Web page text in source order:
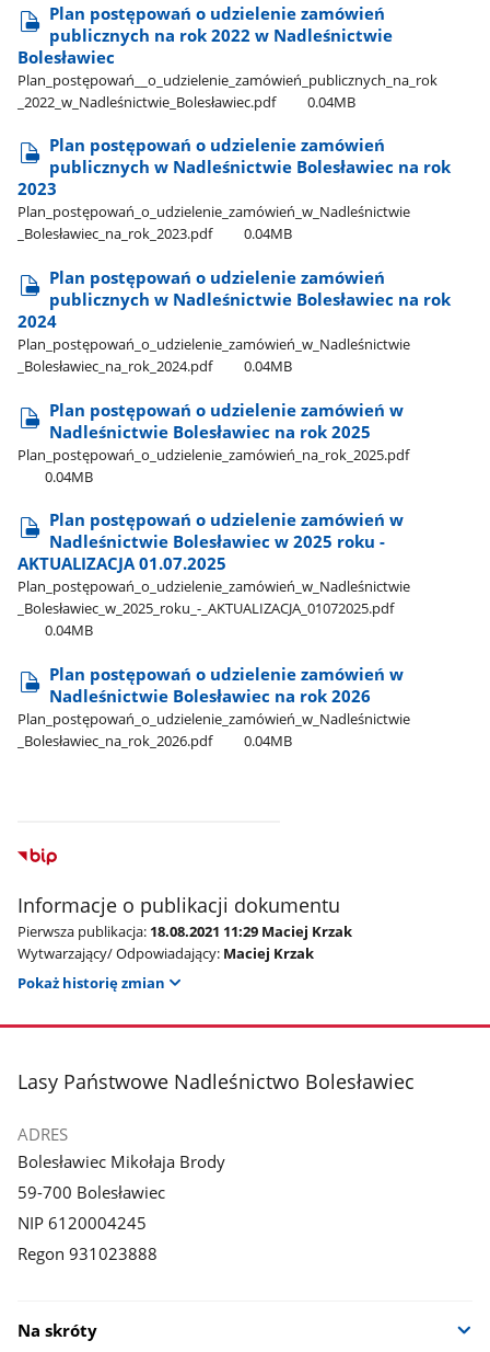
Plan postępowań o udzielenie zamówień
publicznych na rok 2022 w Nadleśnictwie
Bolesławiec
Plan​_postępowań​_​_o​_udzielenie​_zamówień​_publicznych​_na​_rok​
_2022​_w​_Nadleśnictwie​_Bolesławiec.pdf
0.04MB
Plan postępowań o udzielenie zamówień
publicznych w Nadleśnictwie Bolesławiec na rok
2023
Plan​_postępowań​_o​_udzielenie​_zamówień​_w​_Nadleśnictwie​
_Bolesławiec​_na​_rok​_2023.pdf
0.04MB
Plan postępowań o udzielenie zamówień
publicznych w Nadleśnictwie Bolesławiec na rok
2024
Plan​_postępowań​_o​_udzielenie​_zamówień​_w​_Nadleśnictwie​
_Bolesławiec​_na​_rok​_2024.pdf
0.04MB
Plan postępowań o udzielenie zamówień w
Nadleśnictwie Bolesławiec na rok 2025
Plan​_postępowań​_o​_udzielenie​_zamówień​_na​_rok​_2025.pdf
0.04MB
Plan postępowań o udzielenie zamówień w
Nadleśnictwie Bolesławiec w 2025 roku -
AKTUALIZACJA 01.07.2025
Plan​_postępowań​_o​_udzielenie​_zamówień​_w​_Nadleśnictwie​
_Bolesławiec​_w​_2025​_roku​_-​_AKTUALIZACJA​_01072025.pdf
0.04MB
Plan postępowań o udzielenie zamówień w
Nadleśnictwie Bolesławiec na rok 2026
Plan​_postępowań​_o​_udzielenie​_zamówień​_w​_Nadleśnictwie​
_Bolesławiec​_na​_rok​_2026.pdf
0.04MB
Informacje o publikacji dokumentu
Pierwsza publikacja: 18.08.2021 11:29 Maciej Krzak
Wytwarzający/ Odpowiadający: Maciej Krzak
Pokaż historię zmian
stopka
Lasy Państwowe Nadleśnictwo Bolesławiec
ADRES
Bolesławiec Mikołaja Brody
59-700 Bolesławiec
NIP 6120004245
Regon 931023888
Na skróty